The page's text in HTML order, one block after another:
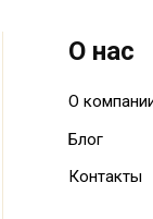
О нас
О
Блог
Контакты